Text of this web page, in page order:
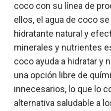
coco con su línea de
ellos, el agua de coco
hidratante natural y
minerales y nutrientes
coco ayuda a hidratar y
una opción libre de
innecesarios, lo que lo
alternativa saludable a